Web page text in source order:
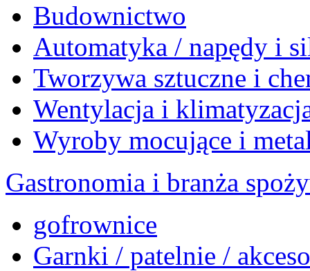
Budownictwo
Automatyka / napędy i
Tworzywa sztuczne i
Wentylacja i
Wyroby mocujące i
Gastronomia i branża
gofrownice
Garnki / patelnie /